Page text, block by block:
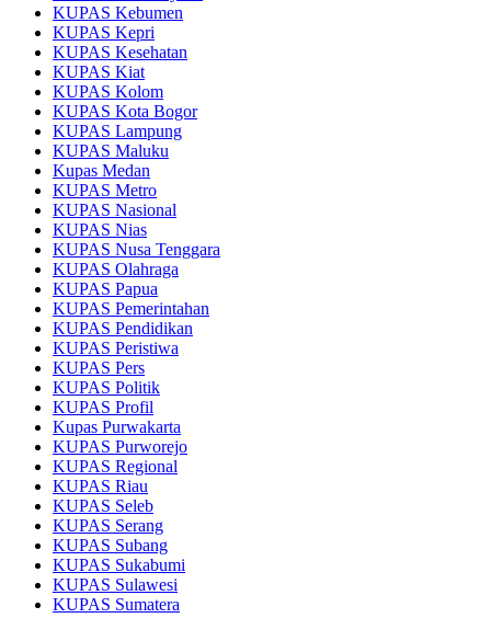
KUPAS Kebumen
KUPAS Kepri
KUPAS Kesehatan
KUPAS Kiat
KUPAS Kolom
KUPAS Kota Bogor
KUPAS Lampung
KUPAS Maluku
Kupas Medan
KUPAS Metro
KUPAS Nasional
KUPAS Nias
KUPAS Nusa Tenggara
KUPAS Olahraga
KUPAS Papua
KUPAS Pemerintahan
KUPAS Pendidikan
KUPAS Peristiwa
KUPAS Pers
KUPAS Politik
KUPAS Profil
Kupas Purwakarta
KUPAS Purworejo
KUPAS Regional
KUPAS Riau
KUPAS Seleb
KUPAS Serang
KUPAS Subang
KUPAS Sukabumi
KUPAS Sulawesi
KUPAS Sumatera